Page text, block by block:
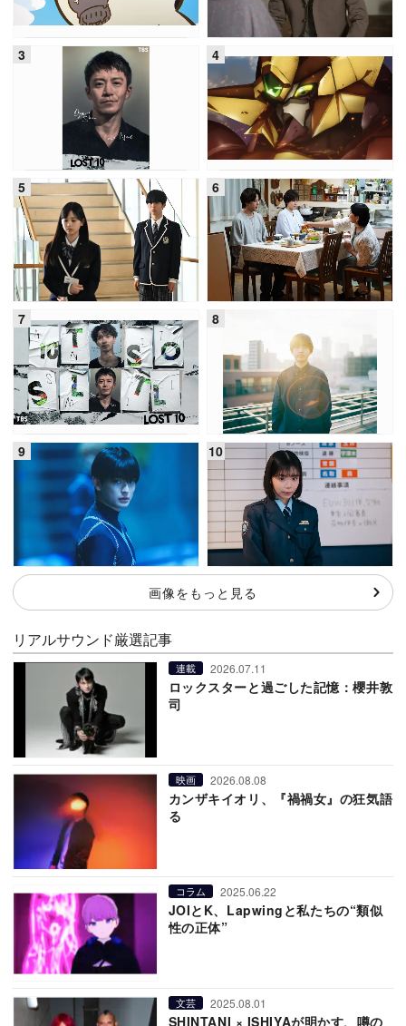
画像をもっと見る
リアルサウンド厳選記事
連載 2026.07.11
ロックスターと過ごした記憶：櫻井敦
司
映画 2026.08.08
カンザキイオリ、『禍禍女』の狂気語
る
コラム 2025.06.22
JOIとK、Lapwingと私たちの“類似
性の正体”
文芸 2025.08.01
SHINTANI × ISHIYAが明かす、噂の